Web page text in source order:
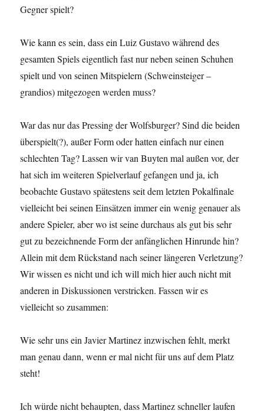
Gegner spielt?
Wie kann es sein, dass ein Luiz Gustavo während des
gesamten Spiels eigentlich fast nur neben seinen Schuhen
spielt und von seinen Mitspielern (Schweinsteiger –
grandios) mitgezogen werden muss?
War das nur das Pressing der Wolfsburger? Sind die beiden
überspielt(?), außer Form oder hatten einfach nur einen
schlechten Tag? Lassen wir van Buyten mal außen vor, der
hat sich im weiteren Spielverlauf gefangen und ja, ich
beobachte Gustavo spätestens seit dem letzten Pokalfinale
vielleicht bei seinen Einsätzen immer ein wenig genauer als
andere Spieler, aber wo ist seine durchaus als gut bis sehr
gut zu bezeichnende Form der anfänglichen Hinrunde hin?
Allein mit dem Rückstand nach seiner längeren Verletzung?
Wir wissen es nicht und ich will mich hier auch nicht mit
anderen in Diskussionen verstricken. Fassen wir es
vielleicht so zusammen:
Wie sehr uns ein Javier Martinez inzwischen fehlt, merkt
man genau dann, wenn er mal nicht für uns auf dem Platz
steht!
Ich würde nicht behaupten, dass Martinez schneller laufen